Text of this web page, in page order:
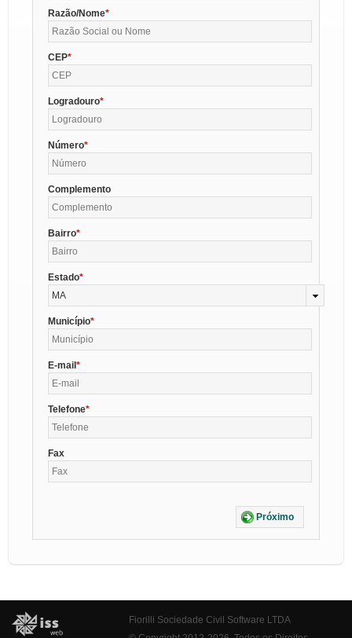
Razão/Nome
CEP
Logradouro
Número
Complemento
Bairro
Estado
MA
Município
E-mail
Telefone
Fax
Próximo
Fiorilli Sociedade Civil Software LTDA